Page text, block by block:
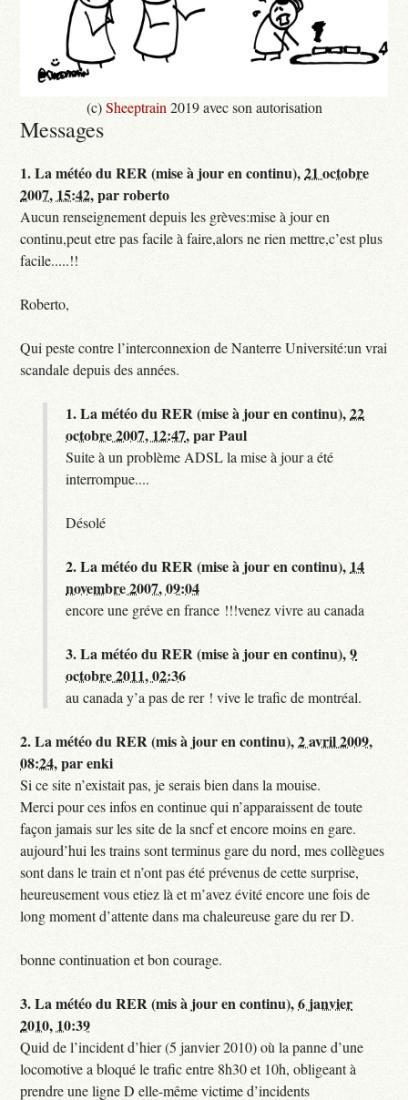
(c)Sheeptrain 2019 avec son autorisation
Messages
1.La météo du RER (mise à jour en continu),21 octobre
2007, 15:42,parroberto
Aucun renseignement depuis les grèves:mise à jour en
continu,peut etre pas facile à faire,alors ne rien mettre,c’est plus
facile.....!!
Roberto,
Qui peste contre l’interconnexion de Nanterre Université:un vrai
scandale depuis des années.
1.La météo du RER (mise à jour en continu),22
octobre 2007, 12:47,parPaul
Suite à un problème ADSL la mise à jour a été
interrompue....
Désolé
2.La météo du RER (mise à jour en continu), 14
novembre 2007, 09:04
encore une gréve en france !!!venez vivre au canada
3.La météo du RER (mise à jour en continu),9
octobre 2011, 02:36
au canada y’a pas de rer ! vive le trafic de montréal.
2.La météo du RER (mis à jour en continu),2 avril 2009,
08:24,parenki
Si ce site n’existait pas, je serais bien dans la mouise.
Merci pour ces infos en continue qui n’apparaissent de toute
façon jamais sur les site de la sncf et encore moins en gare.
aujourd’hui les trains sont terminus gare du nord, mes collègues
sont dans le train et n’ont pas été prévenus de cette surprise,
heureusement vous etiez là et m’avez évité encore une fois de
long moment d’attente dans ma chaleureuse gare du rer D.
bonne continuation et bon courage.
3.La météo du RER (mis à jour en continu),6 janvier
2010, 10:39
Quid de l’incident d’hier (5 janvier 2010) où la panne d’une
locomotive a bloqué le trafic entre 8h30 et 10h, obligeant à
prendre une ligne D elle-même victime d’incidents